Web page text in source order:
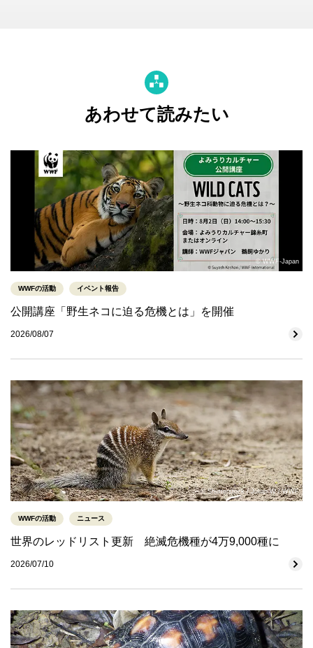
あわせて読みたい
© WWF-Japan
WWFの活動 イベント報告
公開講座「野生ネコに迫る危機とは」を開催
2026/08/07
© Shutterstock / Julian W / WWF
WWFの活動 ニュース
世界のレッドリスト更新 絶滅危機種が4万9,000種に
2026/07/10